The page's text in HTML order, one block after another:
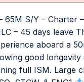
65M S/Y – Charter
– 45 days leave
aboard a
good
full ISM. Large